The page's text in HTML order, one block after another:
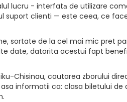
lucru - interfatа de utilizare
suport clienti — este ceea, ce
sortate de la cel mai mic pret
date, datorita acestui fapt
Chisinau, cautarea zborului
informatii ca: clasa biletului de